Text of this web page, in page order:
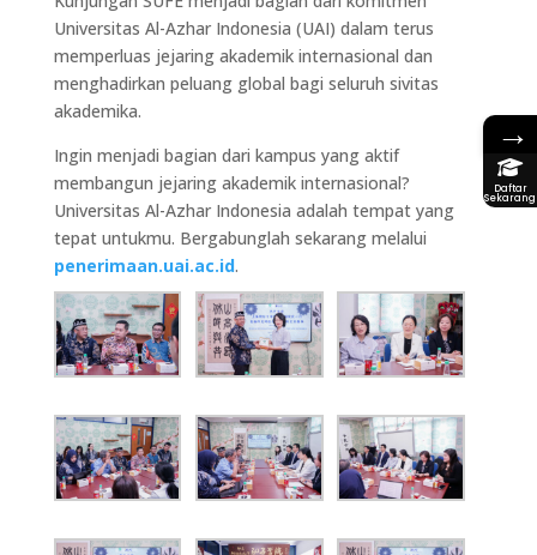
Universitas Al-Azhar Indonesia (UAI) dalam terus
memperluas jejaring akademik internasional dan
menghadirkan peluang global bagi seluruh sivitas
akademika.
Ingin menjadi bagian dari kampus yang aktif
membangun jejaring akademik internasional?
Universitas Al-Azhar Indonesia adalah tempat yang
tepat untukmu. Bergabunglah sekarang melalui
penerimaan.uai.ac.id.
→
Daftar
Sekarang